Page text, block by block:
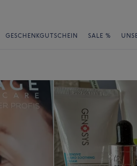
GESCHENKGUTSCHEIN SALE %